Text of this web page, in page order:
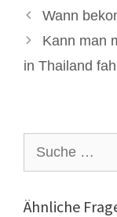
Wann
Kann man
in Thailand
nach:
Ähnliche